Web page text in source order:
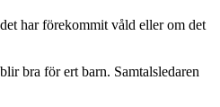
har förekommit våld eller om det
bra för ert barn. Samtalsledaren